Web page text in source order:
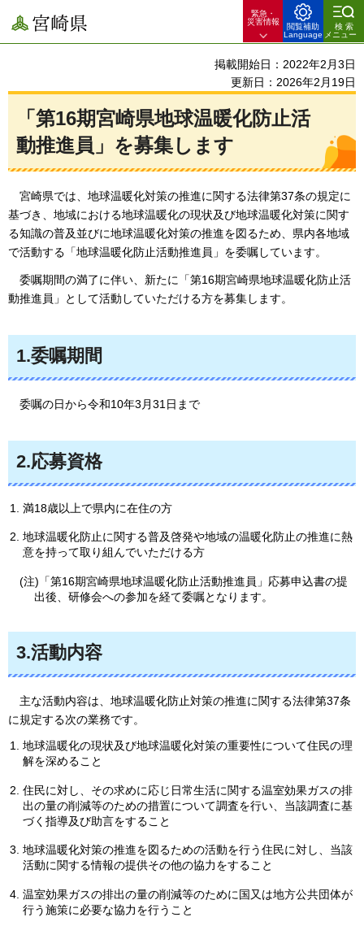
宮崎県
緊急・
災害情報
閲覧補助
Language
検索
メニュー
掲載開始日：2022年2月3日
更新日：2026年2月19日
「第16期宮崎県地球温暖化防止活
動推進員」を募集します
宮崎県では 、地球温暖化対策の推進に関する法律第37条の規定に
基づき、地域における地球温暖化の現状及び地球温暖化対策に関す
る知識の普及並びに地球温暖化対策の推進を図るため、県内各地域
で活動する「地球温暖化防止活動推進員」を委嘱しています。
委嘱期間の満了に伴い、新たに「第16期宮崎県地球温暖化防止活
動推進員」として活動していただける方を募集します。
1.委嘱期間
委嘱の日から令和10年3月31日まで
2.応募資格
満18歳以上で県内に在住の方
地球温暖化防止に関する普及啓発や地域の温暖化防止の推進に熱
意を持って取り組んでいただける方
(注)「第16期宮崎県地球温暖化防止活動推進員」応募申込書の提
出後、研修会への参加を経て委嘱となります。
3.活動内容
主な活動内容は、地球温暖化防止対策の推進に関する法律第37条
に規定する次の業務です。
地球温暖化の現状及び地球温暖化対策の重要性について住民の理
解を深めること
住民に対し、その求めに応じ日常生活に関する温室効果ガスの排
出の量の削減等のための措置について調査を行い、当該調査に基
づく指導及び助言をすること
地球温暖化対策の推進を図るための活動を行う住民に対し、当該
活動に関する情報の提供その他の協力をすること
温室効果ガスの排出の量の削減等のために国又は地方公共団体が
行う施策に必要な協力を行うこと